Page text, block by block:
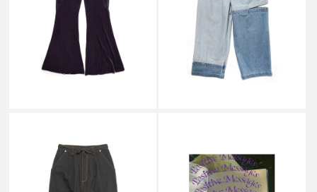
MOVING SURFACES FLARED
TROUSERS PURPLE HAZE
￥34,100
↓
￥13,640
BRI BRI TWO TONE JEANS
DENIM SHADE
￥35,200
↓
￥14,080
P.A.M. / PERKS AND MINI P.A.M. / PERKS AND MINI